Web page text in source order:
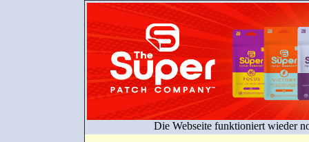
Die Webseite funktioniert wieder